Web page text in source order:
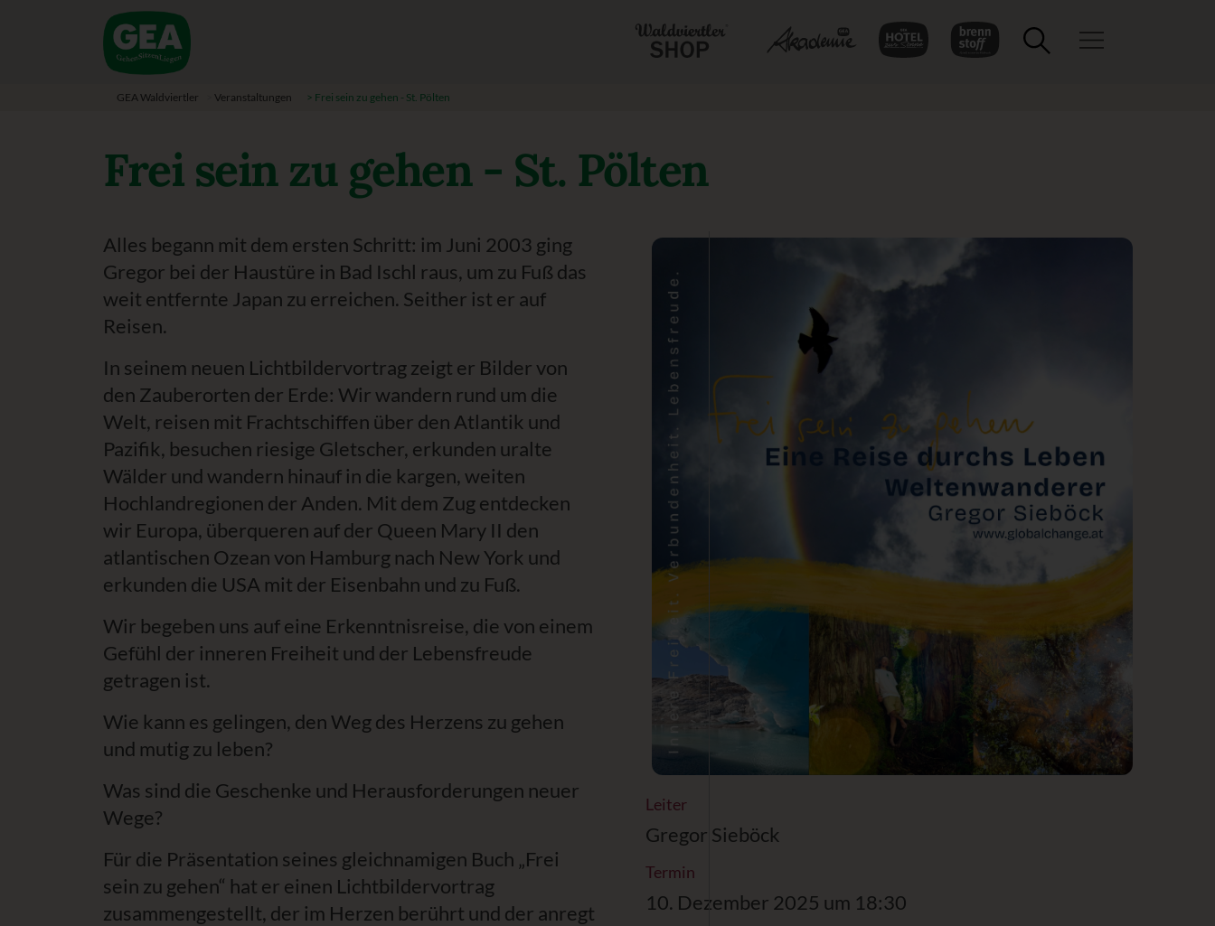
Toggle navigation
GEA Waldviertler Veranstaltungen > Frei sein zu gehen - St. Pölten
Frei sein zu gehen - St. Pölten
Alles begann mit dem ersten Schritt: im Juni 2003 ging
Gregor bei der Haustüre in Bad Ischl raus, um zu Fuß das
weit entfernte Japan zu erreichen. Seither ist er auf
Reisen.
In seinem neuen Lichtbildervortrag zeigt er Bilder von
den Zauberorten der Erde: Wir wandern rund um die
Welt, reisen mit Frachtschiffen über den Atlantik und
Pazifik, besuchen riesige Gletscher, erkunden uralte
Wälder und wandern hinauf in die kargen, weiten
Hochlandregionen der Anden. Mit dem Zug entdecken
wir Europa, überqueren auf der Queen Mary II den
atlantischen Ozean von Hamburg nach New York und
erkunden die USA mit der Eisenbahn und zu Fuß.
Wir begeben uns auf eine Erkenntnisreise, die von einem
Gefühl der inneren Freiheit und der Lebensfreude
getragen ist.
Wie kann es gelingen, den Weg des Herzens zu gehen
und mutig zu leben?
Was sind die Geschenke und Herausforderungen neuer
Wege?
Für die Präsentation seines gleichnamigen Buch „Frei
sein zu gehen“ hat er einen Lichtbildervortrag
zusammengestellt, der im Herzen berührt und der anregt
Leiter
Gregor Sieböck
Termin
10. Dezember 2025 um 18:30